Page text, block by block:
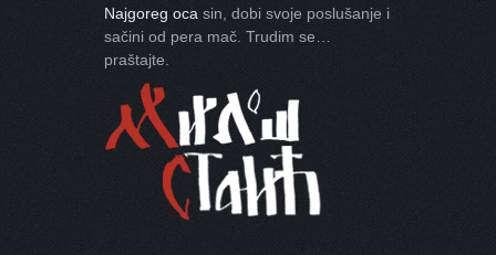
Najgoreg oca sin, dobi svoje poslušanje i
sačini od pera mač. Trudim se…
praštajte.